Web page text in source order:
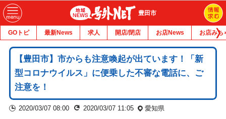
豊田市
GOトピ 最新News 求人 開店/閉店 お店News お店みち
【豊田市】市からも注意喚起が出ています！「新
型コロナウイルス」に便乗した不審な電話に、ご
注意を！
2020/03/07 08:00 2020/03/07 11:05 愛知県